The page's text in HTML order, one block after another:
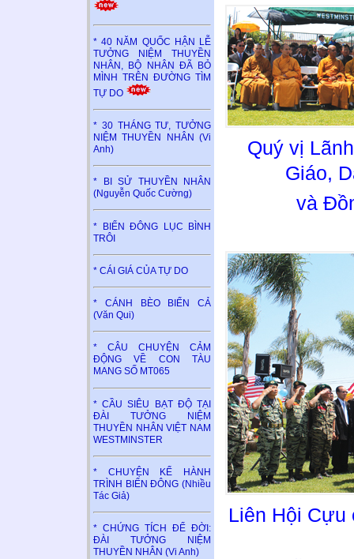
* 40 NĂM QUỐC HẬN LỄ
TƯỞNG NIỆM THUYỀN
NHÂN, BỘ NHÂN ĐÃ BỎ
MÌNH TRÊN ĐƯỜNG TÌM
TỰ DO
* 30 THÁNG TƯ, TƯỞNG
NIỆM THUYỀN NHÂN (Vi
Anh)
* BI SỬ THUYỀN NHÂN
(Nguyễn Quốc Cường)
* BIỂN ĐÔNG LỤC BÌNH
TRÔI
* CÁI GIÁ CỦA TỰ DO
* CÁNH BÈO BIỂN CẢ
(Văn Qui)
* CÂU CHUYỆN CẢM
ĐỘNG VỀ CON TÀU
MANG SỐ MT065
* CẦU SIÊU BẠT ĐỘ TẠI
ĐÀI TƯỞNG NIỆM
THUYỀN NHÂN VIỆT NAM
WESTMINSTER
* CHUYỆN KỂ HÀNH
TRÌNH BIỂN ĐÔNG (Nhiều
Tác Giả)
* CHỨNG TÍCH ĐỂ ĐỜI:
ĐÀI TƯỞNG NIỆM
THUYỀN NHÂN (Vi Anh)
Quý vị
Giáo,
và
Liên Hội Cựu